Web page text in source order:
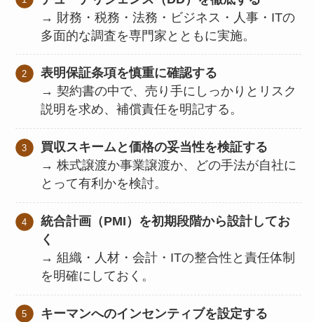
→ 財務・税務・法務・ビジネス・人事・ITの
多面的な調査を専門家とともに実施。
表明保証条項を慎重に確認する
→ 契約書の中で、売り手にしっかりとリスク
説明を求め、補償責任を明記する。
買収スキームと価格の妥当性を検証する
→ 株式譲渡か事業譲渡か、どの手法が自社に
とって有利かを検討。
統合計画（PMI）を初期段階から設計してお
く
→ 組織・人材・会計・ITの整合性と責任体制
を明確にしておく。
キーマンへのインセンティブを設定する